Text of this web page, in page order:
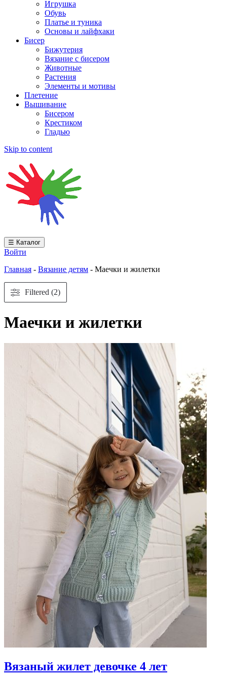
Игрушка
Обувь
Платье и туника
Основы и лайфхаки
Бисер
Бижутерия
Вязание с бисером
Животные
Растения
Элементы и мотивы
Плетение
Вышивание
Бисером
Крестиком
Гладью
Skip to content
☰ Каталог
Войти
Главная - Вязание детям - Маечки и жилетки
Filtered (2)
Маечки и жилетки
Вязаный жилет девочке 4 лет